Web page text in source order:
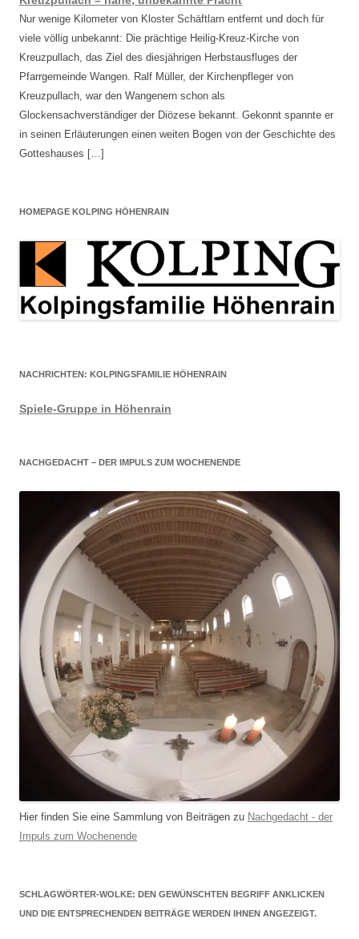
Nur wenige Kilometer von Kloster Schäftlarn entfernt und doch für
viele völlig unbekannt: Die prächtige Heilig-Kreuz-Kirche von
Kreuzpullach, das Ziel des diesjährigen Herbstausfluges der
Pfarrgemeinde Wangen. Ralf Müller, der Kirchenpfleger von
Kreuzpullach, war den Wangenern schon als
Glockensachverständiger der Diözese bekannt. Gekonnt spannte er
in seinen Erläuterungen einen weiten Bogen von der Geschichte des
Gotteshauses […]
HOMEPAGE KOLPING HÖHENRAIN
NACHRICHTEN: KOLPINGSFAMILIE HÖHENRAIN
Spiele-Gruppe in Höhenrain
NACHGEDACHT – DER IMPULS ZUM WOCHENENDE
Hier finden Sie eine Sammlung von Beiträgen zu Nachgedacht - der
Impuls zum Wochenende
SCHLAGWÖRTER-WOLKE: DEN GEWÜNSCHTEN BEGRIFF ANKLICKEN
UND DIE ENTSPRECHENDEN BEITRÄGE WERDEN IHNEN ANGEZEIGT.